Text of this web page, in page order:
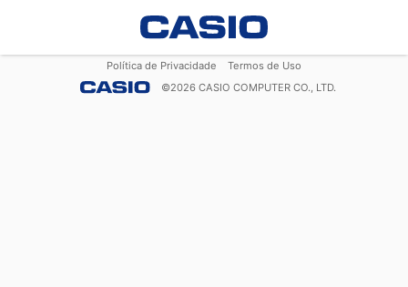
Política de Privacidade
Termos de Uso
©2026 CASIO COMPUTER CO., LTD.